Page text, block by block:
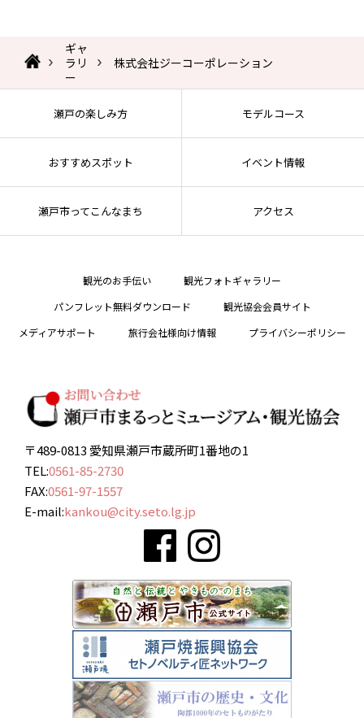
ギャ
ラリ
ー
株式会社ジーコーポレーション
瀬戸の楽しみ方 モデルコース
おすすめスポット イベント情報
瀬戸市ってこんなまち アクセス
観光のお手伝い
観光フォトギャラリー
パンフレット無料ダウンロード
観光協会会員サイト
メディアサポート
旅行会社様向け情報 プライバシーポリシー
〒489-0813 愛知県瀬戸市蔵所町1番地の1
TEL:0561-85-2730
FAX:0561-97-1557
E-mail:kankou@city.seto.lg.jp